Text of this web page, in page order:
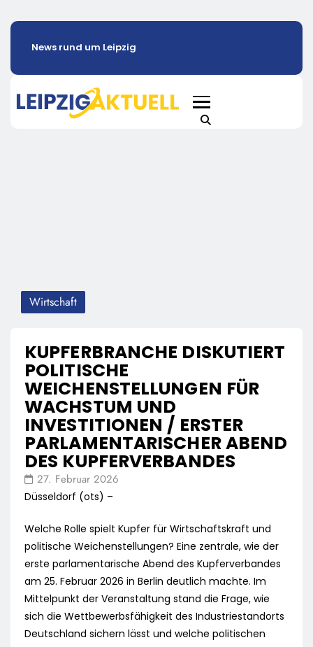
News rund um Leipzig
Wirtschaft
KUPFERBRANCHE DISKUTIERT
POLITISCHE
WEICHENSTELLUNGEN FÜR
WACHSTUM UND
INVESTITIONEN / ERSTER
PARLAMENTARISCHER ABEND
DES KUPFERVERBANDES
27. Februar 2026
Düsseldorf (ots) –
Welche Rolle spielt Kupfer für Wirtschaftskraft und
politische Weichenstellungen? Eine zentrale, wie der
erste parlamentarische Abend des Kupferverbandes
am 25. Februar 2026 in Berlin deutlich machte. Im
Mittelpunkt der Veranstaltung stand die Frage, wie
sich die Wettbewerbsfähigkeit des Industriestandorts
Deutschland sichern lässt und welche politischen